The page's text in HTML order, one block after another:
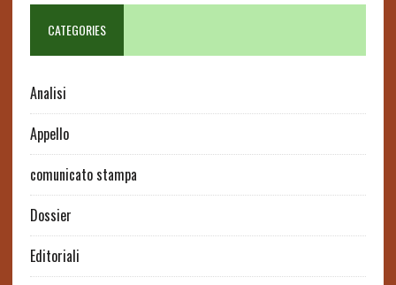
CATEGORIES
Analisi
Appello
comunicato stampa
Dossier
Editoriali